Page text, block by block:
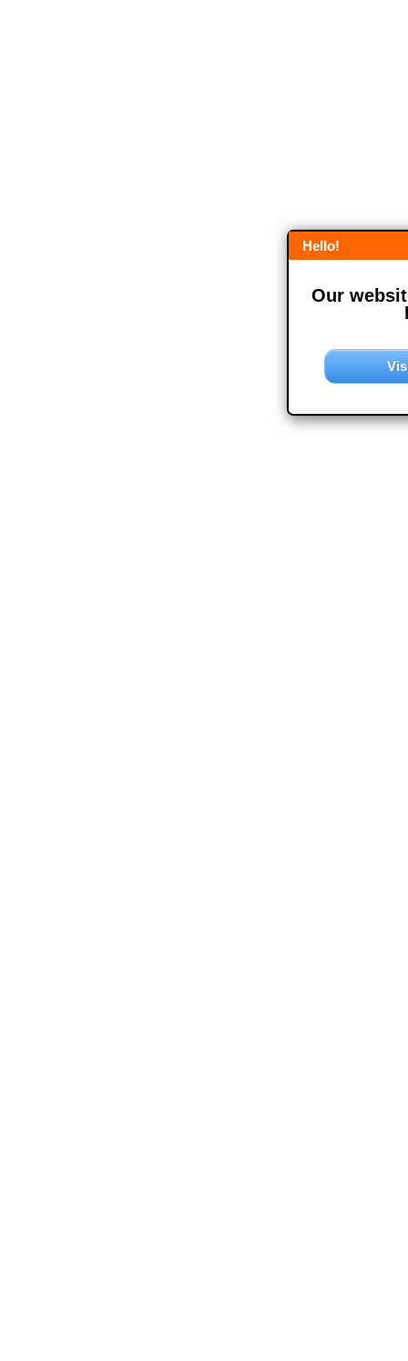
Hello!
Our